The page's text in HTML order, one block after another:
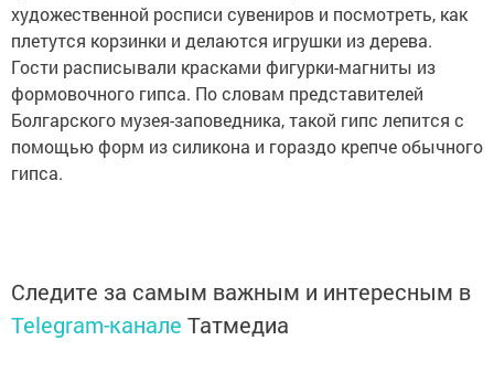
художественной росписи сувениров и посмотреть, как
плетутся корзинки и делаются игрушки из дерева.
Гости расписывали красками фигурки-магниты из
формовочного гипса. По словам представителей
Болгарского музея-заповедника, такой гипс лепится с
помощью форм из силикона и гораздо крепче обычного
гипса.
Следите за самым важным и интересным в
Telegram-канале Татмедиа